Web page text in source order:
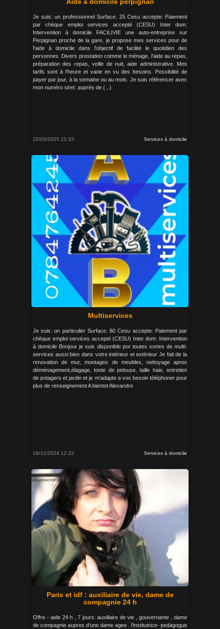
Je suis: un professionnel Surface: 25 Cesu accepte: Paiement
par chèque emploi services accepté (CESU) Inter dom:
Intervention à domicile FACILIVIE une auto-entreprise sur
Perpignan proche de la gare, je propose mes services pour de
l'aide à domicile dans l'objectif de facilité le quotidien des
personnes. Divers prestation comme le ménage, l'aide au repas,
préparation des repas, veille de nuit, aide administrative. Mes
tarifs sont à l'heure et varie en vu des besoins. Possibilité de
payer par jour, à la semaine ou au mois. Je suis référencer avec
mon numéro siret: auprès de (...)
22/03/2025 21:33 Services à domicile
Multiservices
Je suis: un particulier Surface: 80 Cesu accepte: Paiement par
chèque emploi services accepté (CESU) Inter dom: Intervention
à domicile Bonjour je suis disponible por toutes sortes de multi-
services aussi bien dans votre intérieur et extérieur Je fait de la
renovation de mur, montages de meubles, nettoyage apres
déménagement,élagage, tonte de pelouse, taille haie, entretien
de potagers et jardin et je m'adapte a vos besoin téléphoner pour
plus de renseignement A bientot Alexandre
19/12/2024 12:22 Services à domicile
Paris et idf : auxiliaire de vie, dame de
compagnie 24 h
Offre - aide 24 h , 7 jours: auxiliaire de vie , gouvernante , dame
de compagnie aupres d'une dame agee . l'institutrice- pedagogue